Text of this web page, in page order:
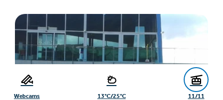
Webcams 13°C/25°C 11/11